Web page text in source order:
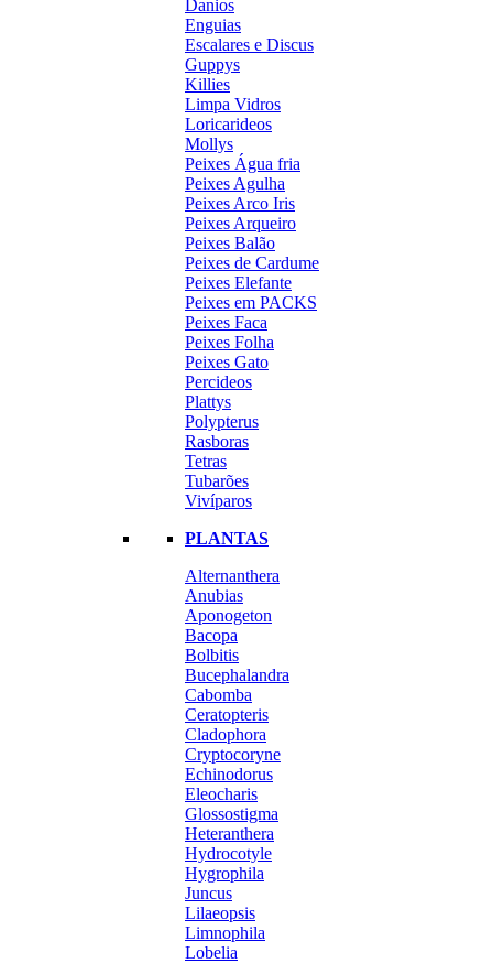
Danios
Enguias
Escalares e Discus
Guppys
Killies
Limpa Vidros
Loricarideos
Mollys
Peixes Água fria
Peixes Agulha
Peixes Arco Iris
Peixes Arqueiro
Peixes Balão
Peixes de Cardume
Peixes Elefante
Peixes em PACKS
Peixes Faca
Peixes Folha
Peixes Gato
Percideos
Plattys
Polypterus
Rasboras
Tetras
Tubarões
Vivíparos
PLANTAS
Alternanthera
Anubias
Aponogeton
Bacopa
Bolbitis
Bucephalandra
Cabomba
Ceratopteris
Cladophora
Cryptocoryne
Echinodorus
Eleocharis
Glossostigma
Heteranthera
Hydrocotyle
Hygrophila
Juncus
Lilaeopsis
Limnophila
Lobelia